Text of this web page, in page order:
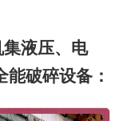
液压、电
破碎设备：